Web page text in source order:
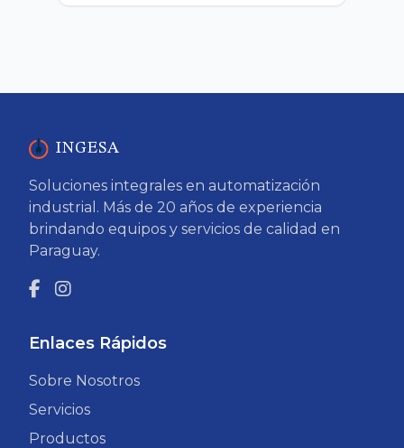
INGESA
Soluciones integrales en automatización
industrial. Más de 20 años de experiencia
brindando equipos y servicios de calidad en
Paraguay.
Enlaces Rápidos
Sobre Nosotros
Servicios
Productos